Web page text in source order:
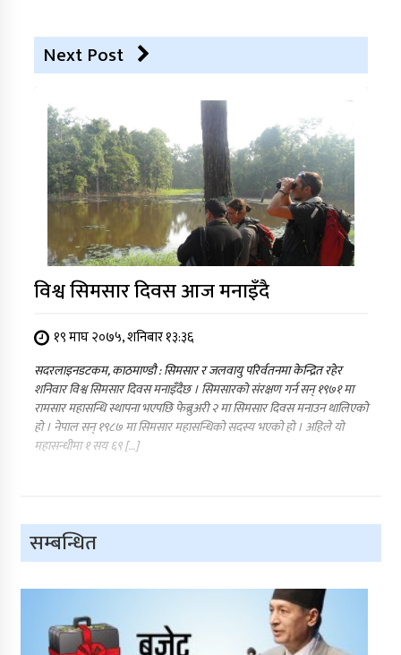
Next Post
विश्व सिमसार दिवस आज मनाइँदै
१९ माघ २०७५, शनिबार १३:३६
सदरलाइनडटकम, काठमाण्डौ : सिमसार र जलवायु परिर्वतनमा केन्द्रित रहेर
शनिवार विश्व सिमसार दिवस मनाइँदैछ । सिमसारको संरक्षण गर्न सन् १९७१ मा
रामसार महासन्धि स्थापना भएपछि फेब्रुअरी २ मा सिमसार दिवस मनाउन थालिएको
हो । नेपाल सन् १९८७ मा सिमसार महासन्धिको सदस्य भएको हो । अहिले यो
महासन्धीमा १ सय ६९ […]
सम्बन्धित